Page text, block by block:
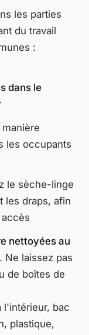
les parties
du travail
:
dans le
les occupants
le sèche-linge
les draps, afin
nettoyées au
. Ne laissez pas
de boîtes de
l'intérieur, bac
plastique,